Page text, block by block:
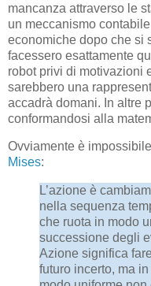
mancanza attraverso le
un meccanismo
economiche dopo che si
facessero esattamente
robot privi di motivazioni
sarebbero una
accadrà domani. In altre
conformandosi alla
Ovviamente è
Mises:
L’azione è
nella sequenza
che ruota in modo
successione degli
Azione significa
futuro incerto, ma